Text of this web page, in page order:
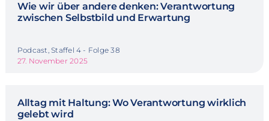
Wie wir über andere denken: Verantwortung
zwischen Selbstbild und Erwartung
Podcast, Staffel 4 - Folge 38
27. November 2025
Alltag mit Haltung: Wo Verantwortung wirklich
gelebt wird